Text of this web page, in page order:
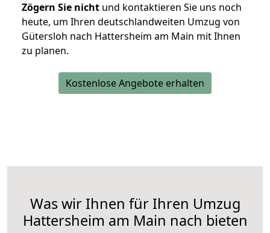
Zögern Sie nicht und kontaktieren Sie uns noch
heute, um Ihren deutschlandweiten Umzug von
Gütersloh nach Hattersheim am Main mit Ihnen
zu planen.
Kostenlose Angebote erhalten
Was wir Ihnen für Ihren Umzug
Hattersheim am Main nach bieten